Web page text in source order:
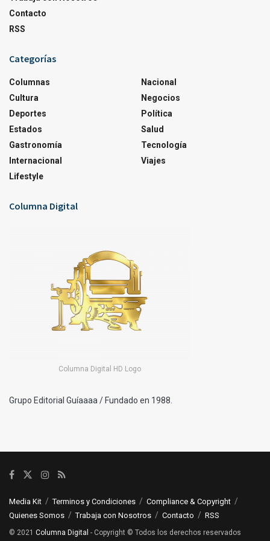
Contacto
RSS
Categorías
Columnas
Cultura
Deportes
Estados
Gastronomía
Internacional
Lifestyle
Nacional
Negocios
Política
Salud
Tecnología
Viajes
Columna Digital
Columna Digital HD Logo
Grupo Editorial Guíaaaa / Fundado en 1988.
Media Kit Terminos y Condiciones
Compliance & Copyright
Quienes Somos
Trabaja con Nosotros Contacto RSS
© 2021 Columna Digital - Copyright © Todos los derechos reservados